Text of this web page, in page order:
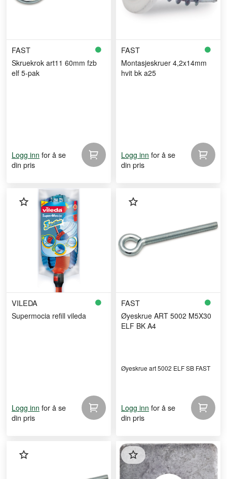
FAST
Skruekrok art11 60mm fzb
elf 5-pak
Logg inn for å se
din pris
FAST
Montasjeskruer 4,2x14mm
hvit bk a25
Logg inn for å se
din pris
VILEDA
Supermocia refill vileda
Logg inn for å se
din pris
FAST
Øyeskrue ART 5002 M5X30
ELF BK A4
Øyeskrue art 5002 ELF SB FAST
Logg inn for å se
din pris